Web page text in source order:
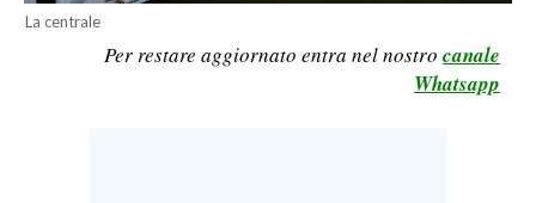
SPORT IN SARDEGNA
La centrale
Per restare aggiornato entra nel nostro canale
Whatsapp